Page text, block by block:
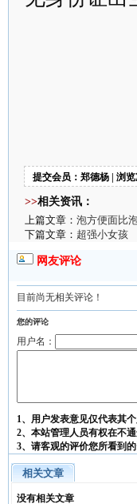
提交会员：郑德杨 | 浏览
>>相关资讯：
上篇文章： 泡方便面比
下篇文章： 超强小女孩
网友评论
目前尚无相关评论！
您的评论
用户名：
1、用户发表意见仅代表其
2、本站管理人员有权在不
3、请客观的评价您所看到
相关文章
没有相关文章